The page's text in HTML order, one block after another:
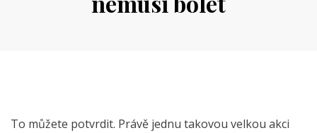
To můžete potvrdit. Právě jednu takovou velkou akci